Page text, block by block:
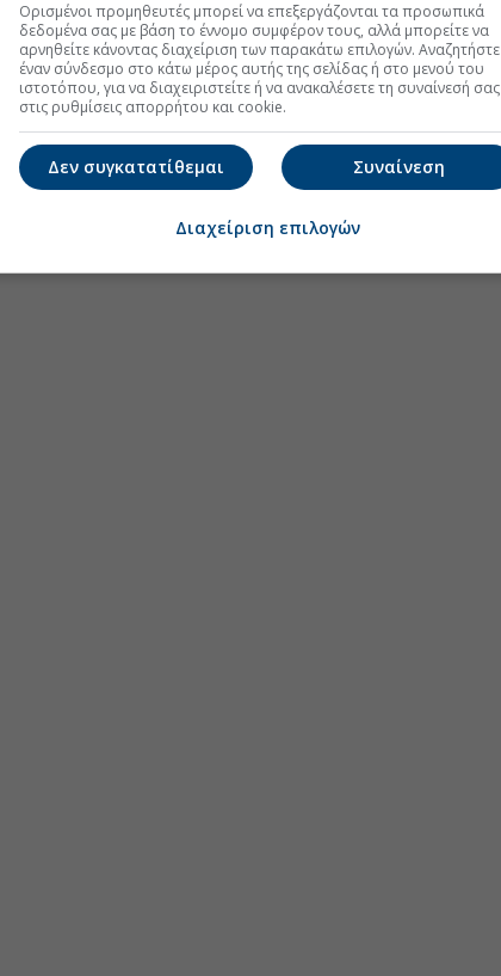
Ορισμένοι προμηθευτές μπορεί να επεξεργάζονται τα προσωπικά
δεδομένα σας με βάση το έννομο συμφέρον τους, αλλά μπορείτε να
αρνηθείτε κάνοντας διαχείριση των παρακάτω επιλογών. Αναζητήστε
έναν σύνδεσμο στο κάτω μέρος αυτής της σελίδας ή στο μενού του
ιστοτόπου, για να διαχειριστείτε ή να ανακαλέσετε τη συναίνεσή σας
στις ρυθμίσεις απορρήτου και cookie.
Συναίνεση
Δεν συγκατατίθεμαι
Διαχείριση επιλογών